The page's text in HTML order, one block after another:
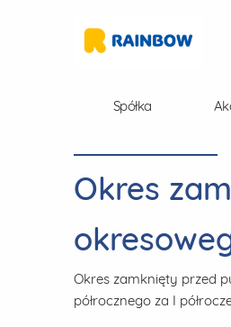
Spółka
Okres
Okres zamknięty przed
półrocznego za I